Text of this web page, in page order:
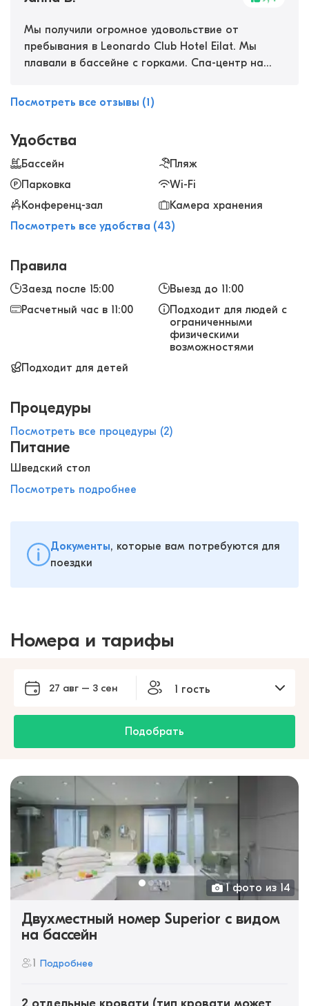
Мы получили огромное удовольствие от
пребывания в Leonardo Club Hotel Eilat. Мы
плавали в бассейне с горками. Спа-центр на
есть детская игровая комната, где за ними
приглядывают няни-аниматоры. Просторные
разнообразная еда, интересные
развлекательные программы по вечерам для
взрослых и детей — нам понравилось все!
Посмотреть все отзывы (1)
Удобства
Бассейн
Пляж
Парковка
Wi-Fi
Конференц-зал
Камера хранения
Посмотреть все удобства (43)
Правила
Заезд после 15:00
Выезд до 11:00
Расчетный час в 11:00
Подходит для людей с
ограниченными
физическими
возможностями
Подходит для детей
Процедуры
Посмотреть все процедуры (2)
Питание
Шведский стол
Посмотреть подробнее
Документы, которые вам потребуются для
поездки
Номера и тарифы
27 авг – 3 сен 1 гость
Подобрать
1 фото из 14
Двухместный номер Superior с видом
на бассейн
1 Подробнее